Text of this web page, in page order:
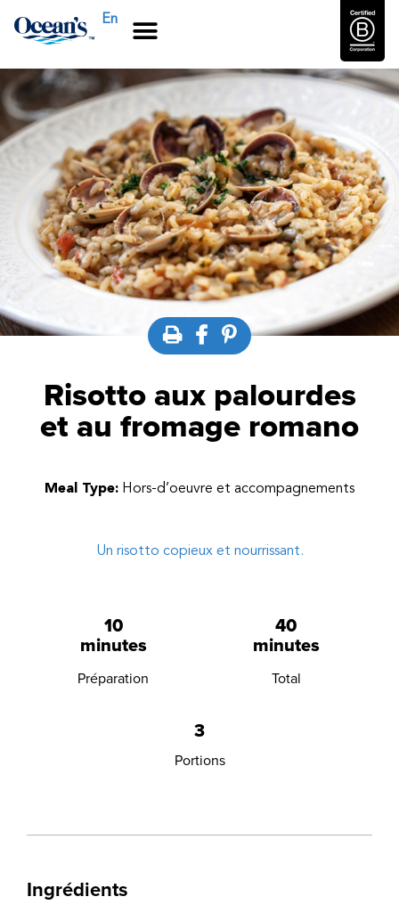
En
Risotto aux palourdes
et au fromage romano
Meal Type: Hors-d’oeuvre et accompagnements
Un risotto copieux et nourrissant.
10
minutes
Préparation
40
minutes
Total
3
Portions
Ingrédients